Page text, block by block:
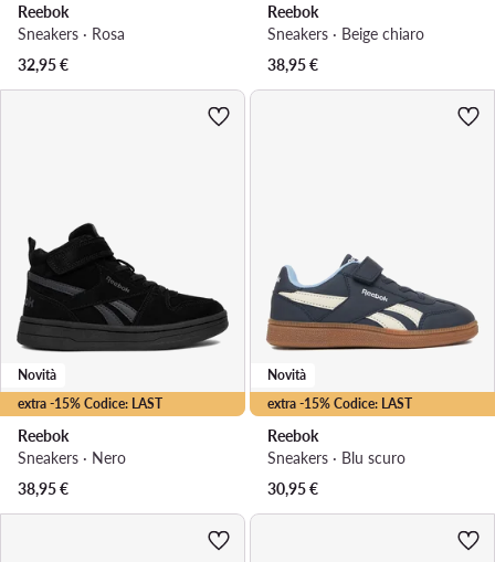
Reebok
Sneakers · Rosa
32,95€
Reebok
Sneakers · Beige chiaro
38,95€
extra -15% Codice: LAST
Novità
Reebok
Sneakers · Nero
38,95€
extra -15% Codice: LAST
Novità
Reebok
Sneakers · Blu scuro
30,95€